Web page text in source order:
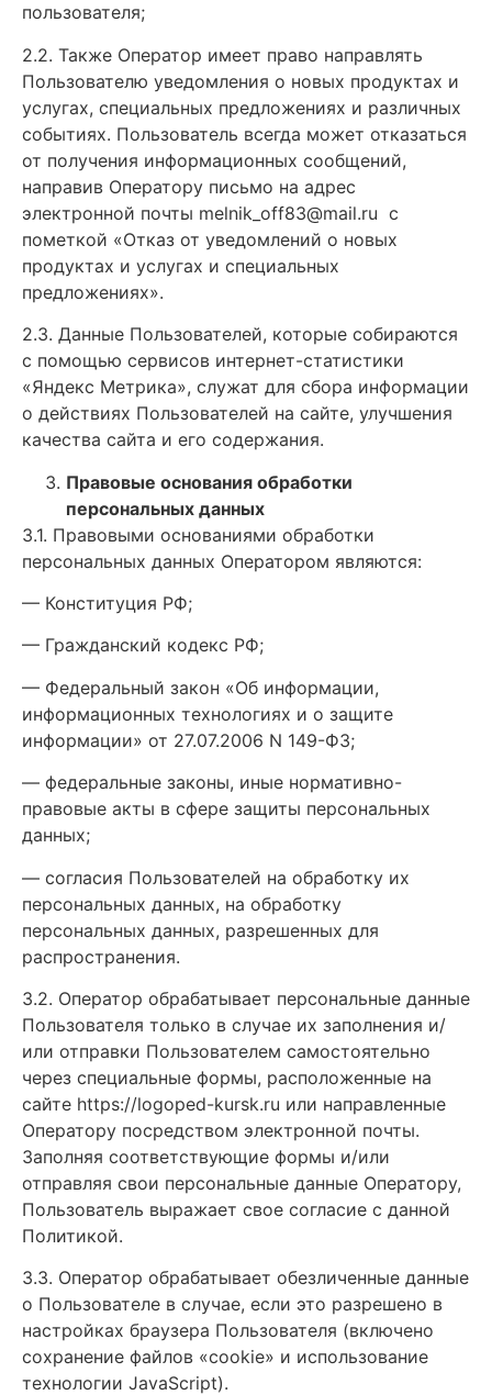
пользователя;
2.2. Также Оператор имеет право направлять
Пользователю уведомления о новых продуктах и
услугах, специальных предложениях и различных
событиях. Пользователь всегда может отказаться
от получения информационных сообщений,
направив Оператору письмо на адрес
электронной почты melnik_off83@mail.ru с
пометкой «Отказ от уведомлений о новых
продуктах и услугах и специальных
предложениях».
2.3. Данные Пользователей, которые собираются
с помощью сервисов интернет-статистики
«Яндекс Метрика», служат для сбора информации
о действиях Пользователей на сайте, улучшения
качества сайта и его содержания.
Правовые основания обработки
персональных данных
3.1. Правовыми основаниями обработки
персональных данных Оператором являются:
— Конституция РФ;
— Гражданский кодекс РФ;
— Федеральный закон «Об информации,
информационных технологиях и о защите
информации» от 27.07.2006 N 149-ФЗ;
— федеральные законы, иные нормативно-
правовые акты в сфере защиты персональных
данных;
— согласия Пользователей на обработку их
персональных данных, на обработку
персональных данных, разрешенных для
распространения.
3.2. Оператор обрабатывает персональные данные
Пользователя только в случае их заполнения и/
или отправки Пользователем самостоятельно
через специальные формы, расположенные на
сайте https://logoped-kursk.ru или направленные
Оператору посредством электронной почты.
Заполняя соответствующие формы и/или
отправляя свои персональные данные Оператору,
Пользователь выражает свое согласие с данной
Политикой.
3.3. Оператор обрабатывает обезличенные данные
о Пользователе в случае, если это разрешено в
настройках браузера Пользователя (включено
сохранение файлов «cookie» и использование
технологии JavaScript).